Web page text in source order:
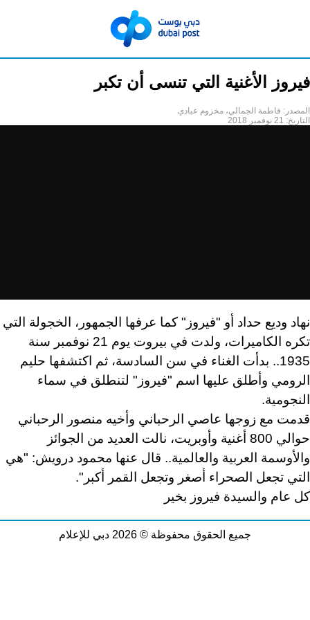
فيروز الأغنية التي تنسى أن تكبر
المصدر: فاطمة الجمالي، مخزوم عبادي
التاريخ: 21 نوفمبر 2018
نهاد وديع حداد أو "فيروز" كما عرفها الجمهور، الخجولة التي
تكره الكاميرات، ولدت في بيروت يوم 21 نوفمبر سنة
1935.. بدأت الغناء في سن السادسة، ثم اكتشفها حليم
الرومي وأطلق عليها اسم "فيروز" لتنطلق في سماء
النجومية.
قدمت مع زوجها عاصي الرحباني وأخيه منصور الرحباني
حوالي 800 أغنية وأوبريت، نالت العديد من الجوائز
والأوسمة العربية والعالمية.. قال عنها محمود درويش: "هي
التي تجعل الصحراء أصغر وتجعل القمر أكبر".
كل عام والسيدة فيروز بخير
جميع الحقوق محفوظة © 2026 دبي للإعلام